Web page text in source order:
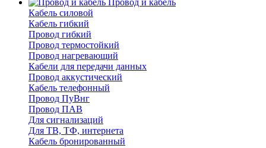
Кабель силовой
Кабель гибкий
Провод гибкий
Провод термостойкий
Провод нагревающий
Кабели для передачи данных
Провод аккустический
Кабель телефонный
Провод ПуВнг
Провод ПАВ
Для сигнализаций
Для ТВ, ТФ, интернета
Кабель бронированный